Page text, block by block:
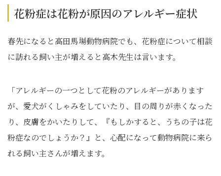
花粉症は花粉が原因のアレルギー症状
春先になると高田馬場動物病院でも、花粉症について相談
に訪れる飼い主が増えると高木先生は言います。
「アレルギーの一つとして花粉のアレルギーがあります
が、愛犬がくしゃみをしていたり、目の周りが赤くなった
り、皮膚をかいたりして、『もしかすると、うちの子は花
粉症なのでしょうか？』と、心配になって動物病院に来ら
れる飼い主さんが増えます。